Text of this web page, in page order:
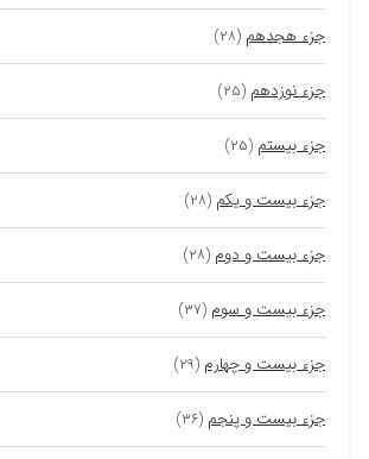
جزء هجدهم (۲۸)
جزء نوزدهم (۲۵)
جزء بیستم (۲۵)
جزء بیست و یکم (۲۸)
جزء بیست و دوم (۲۸)
جزء بیست و سوم (۳۷)
جزء بیست و چهارم (۲۹)
جزء بیست و پنجم (۳۶)